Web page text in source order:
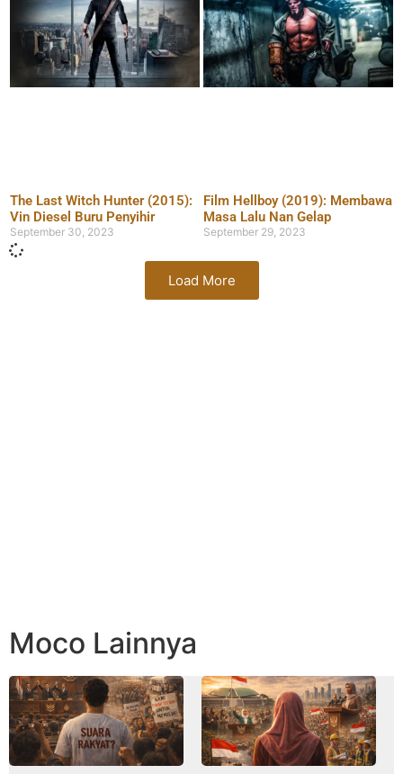
The Last Witch Hunter (2015):
Vin Diesel Buru Penyihir
September 30, 2023
Film Hellboy (2019): Membawa
Masa Lalu Nan Gelap
September 29, 2023
Load More
Moco Lainnya